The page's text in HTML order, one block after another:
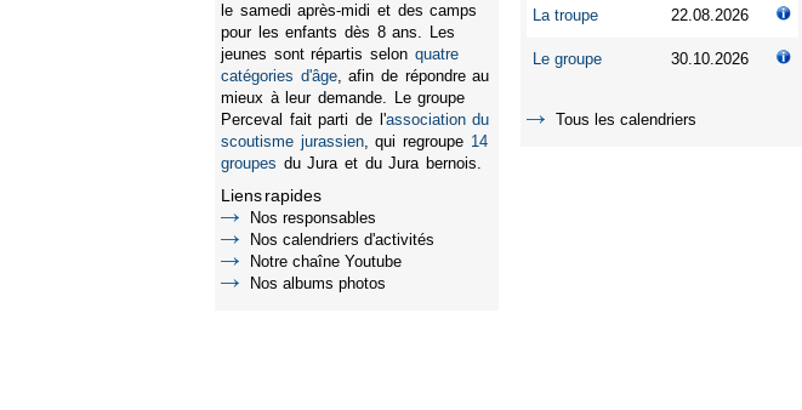
le samedi après-midi et des camps
pour les enfants dès 8 ans. Les
jeunes sont répartis selon quatre
catégories d'âge, afin de répondre au
mieux à leur demande. Le groupe
Perceval fait parti de l'association du
scoutisme jurassien, qui regroupe 14
groupes du Jura et du Jura bernois.
Liens rapides
Nos responsables
Nos calendriers d'activités
Notre chaîne Youtube
Nos albums photos
La troupe 22.08.2026
Le groupe 30.10.2026
Tous les calendriers